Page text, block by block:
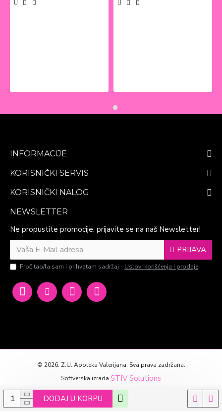
DODAJ U KORPU
INFORMACIJE
KORISNIČKI SERVIS
KORISNIČKI NALOG
NEWSLETTER
Ne propustite promocije, prijavite se na naš Newsletter!
PRIJAVA
Pročitao/la sam i prihvatam sadržaj - Uslovi korišćenja i prodaje
© 2026. Z.U. Apoteka Valerijana. Sva prava zadržana.
Softverska izrada STIV Solutions